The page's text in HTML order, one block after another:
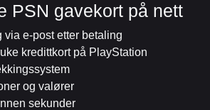
PSN gavekort på nett
e-post etter betaling
kredittkort på PlayStation
og valører
sekunder